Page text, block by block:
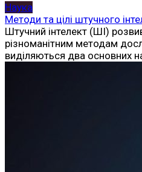
Наука
Методи та цілі штучного
Штучний інтелект (ШІ)
різноманітним методам
виділяються два основних